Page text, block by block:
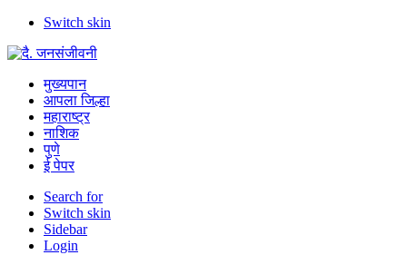
Switch skin
मुख्यपान
आपला जिल्हा
महाराष्ट्र
नाशिक
पुणे
ई पेपर
Search for
Switch skin
Sidebar
Login